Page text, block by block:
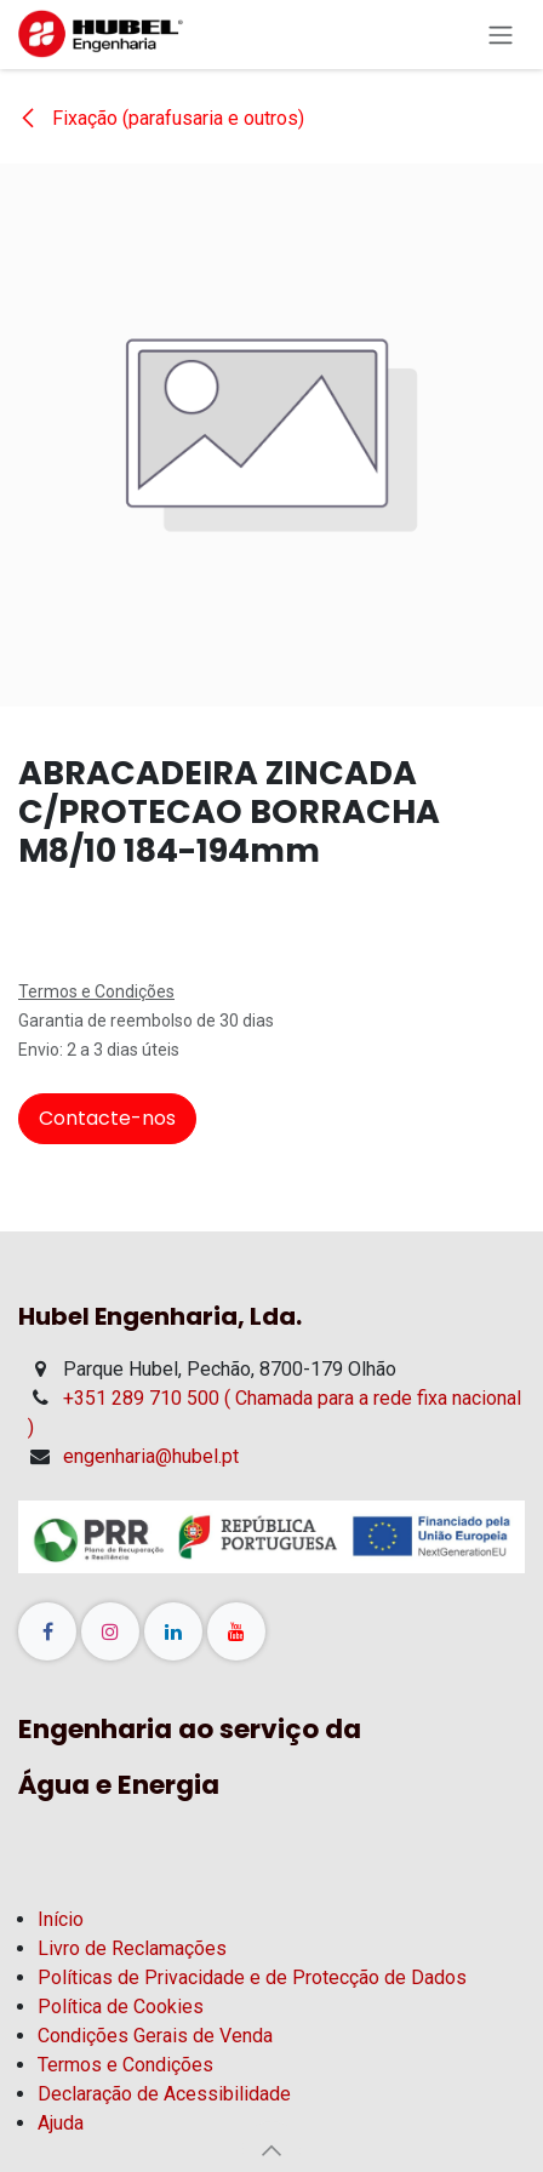
Pular para o conteúdo
Fixação (parafusaria e outros)
ABRACADEIRA ZINCADA
C/PROTECAO BORRACHA
M8/10 184-194mm
Termos e Condições
Garantia de reembolso de 30 dias
Envio: 2 a 3 dias úteis
Contacte-nos
Hubel Engenharia, Lda.
Parque Hubel, Pechão, 8700-179 Olhão
+351 289 710 500 ( Chamada para a rede fixa nacional
)
engenharia@hubel.pt
Engenharia ao serviço da
Água e Energia
Início
Livro de Reclamações
Políticas de Privacidade e de Protecção de Dados
Política de Cookies
Condições Gerais de Venda
Termos e Condições
Declaração de Acessibilidade
Ajuda